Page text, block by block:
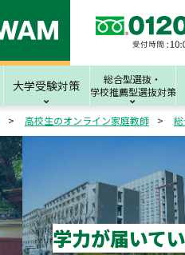
大学受験対策
総合型選抜・
学校推薦型選抜対策
高校生のオンライン家庭教師
学力が届いて